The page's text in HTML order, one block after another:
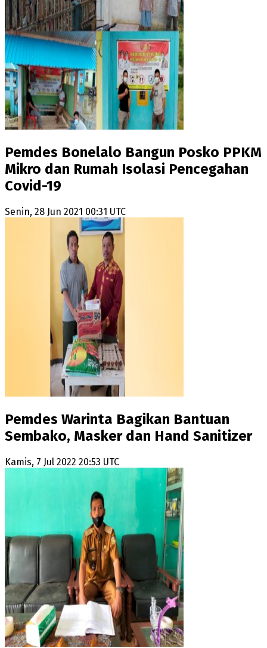
Pemdes Bonelalo Bangun Posko PPKM
Mikro dan Rumah Isolasi Pencegahan
Covid-19
Senin, 28 Jun 2021 00:31 UTC
Pemdes Warinta Bagikan Bantuan
Sembako, Masker dan Hand Sanitizer
Kamis, 7 Jul 2022 20:53 UTC